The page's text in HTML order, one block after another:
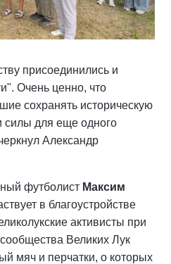
присоединились и
Очень ценно, что
сохранять историческую
силы для еще одного
Александр
футболист Максим
в благоустройстве
активисты при
Великих Лук
мяч и перчатки, о которых